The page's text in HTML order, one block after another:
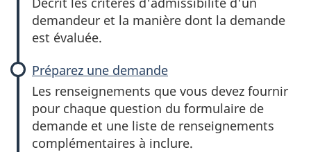
r
demandeur et la manière dont la demande
est évaluée.
Préparez une demande
Les renseignements que vous devez fournir
pour chaque question du formulaire de
demande et une liste de renseignements
complémentaires à inclure.